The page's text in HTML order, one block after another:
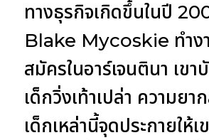
ทางธุรกิจเกิดขึ้นในปี
Blake Mycoskie ทำง
สมัครในอาร์เจนตินา เขา
เด็กวิ่งเท้าเปล่า ความยา
เด็กเหล่านี้จุดประกายให้เ